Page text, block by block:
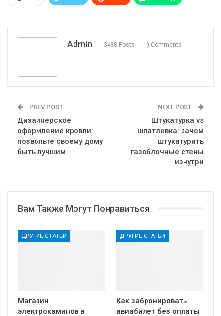
Admin 3488 Posts 0 Comments
PREV POST
Дизайнерское
оформление кровли:
позвольте своему дому
быть лучшим
NEXT POST
Штукатурка vs
шпатлевка: зачем
штукатурить
газоблочные стены
изнутри
Вам Также Могут Понравиться
ДРУГИЕ СТАТЬИ
Магазин
электрокаминов в
ДРУГИЕ СТАТЬИ
Как забронировать
авиабилет без оплаты